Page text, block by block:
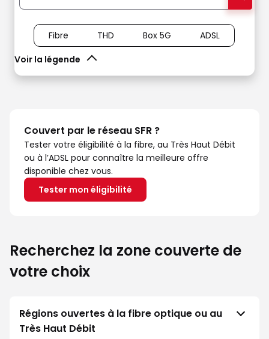
Voir la légende
Fibre THD Box 5G ADSL
Couvert par le réseau SFR ?
Tester votre éligibilité à la fibre, au Très Haut Débit
ou à l’ADSL pour connaître la meilleure offre
disponible chez vous.
Tester mon éligibilité
Recherchez la zone couverte de
votre choix
Régions ouvertes à la fibre optique ou au
Très Haut Débit